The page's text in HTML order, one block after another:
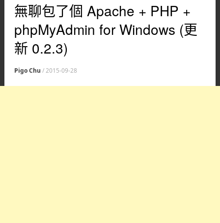
無聊包了個 Apache + PHP +
phpMyAdmin for Windows (更
新 0.2.3)
Pigo Chu /2015-09-28